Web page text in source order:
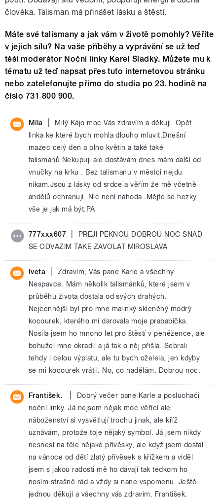
člověka. Talisman má přinášet lásku a štěstí.
Máte své talismany a jak vám v životě pomohly? Věříte
v jejich sílu? Na vaše příběhy a vyprávění se už teď
těší moderátor Noční linky Karel Sladký. Můžete mu k
tématu už teď napsat přes tuto internetovou stránku
nebo zatelefonujte přímo do studia po 23. hodině na
číslo 731 800 900.
Míla
Milý Kájo moc Vás zdravím a děkuji. Opět
linka ke které bych mohla dlouho mluvit.Dnešní
mazec celý den a plno květin a také také
talismanů.Nekupuji ale dostávám dnes mám další od
vnučky na krku . Bez talismanu v městci nejdu
nikam.Jsou z lásky od srdce a věřím že mě včetně
andělů ochranují. Nic není náhoda .Mějte se hezky
vše je jak má být.PA
777xxx607
PREJI PEKNOU DOBROU NOC SNAD
SE ODVAZIM TAKE ZAVOLAT MIROSLAVA
Iveta
Zdravím, Vás pane Karle a všechny
Nespavce. Mám několik talismánků, které jsem v
průběhu života dostala od svých drahých.
Nejcennější byl pro mne malinký skleněný modrý
kocourek, kterého mi darovala moje prababička.
Nosila jsem ho mnoho let pro štěstí v peněžence, ale
bohužel mne okradli a já tak o něj přišla. Sebrali
tehdy i celou výplatu, ale tu bych oželela, jen kdyby
se mi kocourek vrátil. No, co nadělám. Dobrou noc.
František.
Dobrý večer pane Karle a posluchači
noční linky. Já nejsem nějak moc věřící ale
náboženství si vysvětlují trochu jinak, ale kříž
uznávám, protože toje nějaký symbol. Já jsem nikdy
nesnesl na těle nějaké přívěsky, ale když jsem dostal
na vánoce od dětí zlatý přívěsek s křížkem a viděl
jsem s jakou radosti mě ho dávají tak tedkom ho
nosím strašně rád a vždy si nane vspomenu. Ještě
jednou děkuji a všechny vás zdravím. František.